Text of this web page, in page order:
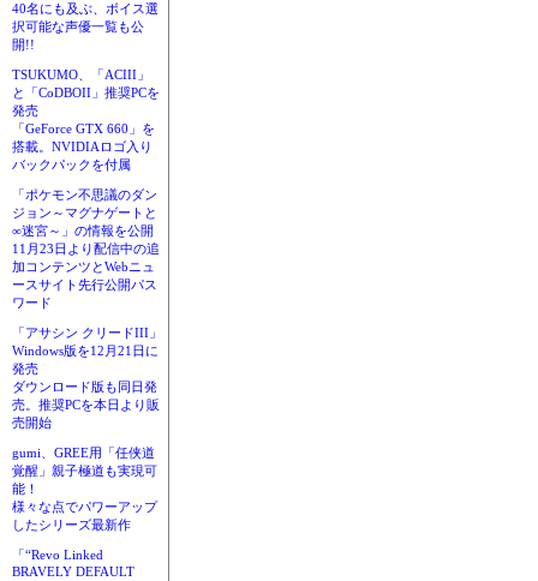
40名にも及ぶ、ボイス選
択可能な声優一覧も公
開!!
TSUKUMO、「ACIII」
と「CoDBOII」推奨PCを
発売
「GeForce GTX 660」を
搭載。NVIDIAロゴ入り
バックパックを付属
「ポケモン不思議のダン
ジョン～マグナゲートと
∞迷宮～」の情報を公開
11月23日より配信中の追
加コンテンツとWebニュ
ースサイト先行公開パス
ワード
「アサシン クリードIII」
Windows版を12月21日に
発売
ダウンロード版も同日発
売。推奨PCを本日より販
売開始
gumi、GREE用「任侠道
覚醒」親子極道も実現可
能！
様々な点でパワーアップ
したシリーズ最新作
「“Revo Linked
BRAVELY DEFAULT